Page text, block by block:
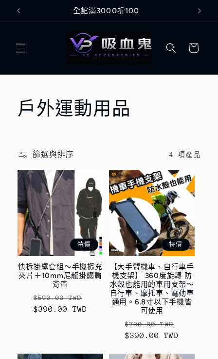
跳至內
容
Welcome to our store
物
商
系
列
:
戶外運動用品
篩選與排序 4 項產品
特價
快拆掛繩套組～手機擴充
夾片＋10mm尼龍掛繩肩
背帶
定
價
$590.00 TWD
$390.00 TWD
特價
【大手臂機車、自行車手
機支架】 360度旋轉 防
水殼也能用的車用支架～
自行車、摩托車、電動車
通用。6.8寸以下手機皆
可使用
定
價
$790.00 TWD
$390.00 TWD